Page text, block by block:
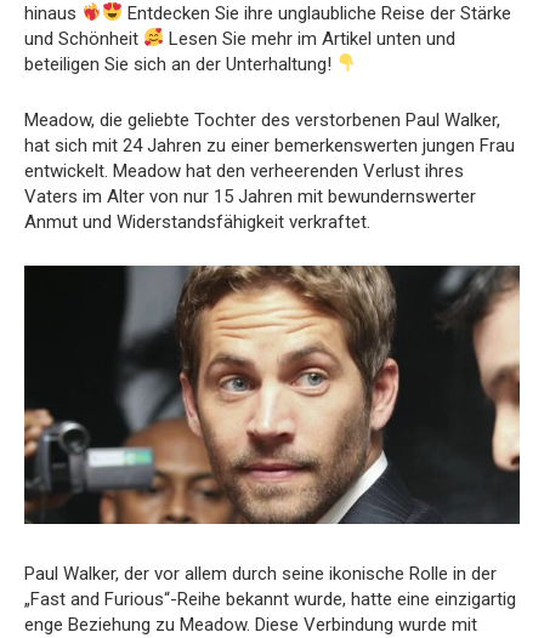
hinaus
Entdecken Sie ihre unglaubliche Reise der Stärke
und Schönheit
Lesen Sie mehr im Artikel unten und
beteiligen Sie sich an der Unterhaltung!
Meadow, die geliebte Tochter des verstorbenen Paul Walker,
hat sich mit 24 Jahren zu einer bemerkenswerten jungen Frau
entwickelt. Meadow hat den verheerenden Verlust ihres
Vaters im Alter von nur 15 Jahren mit bewundernswerter
Anmut und Widerstandsfähigkeit verkraftet.
Paul Walker, der vor allem durch seine ikonische Rolle in der
„Fast and Furious“-Reihe bekannt wurde, hatte eine einzigartig
enge Beziehung zu Meadow. Diese Verbindung wurde mit